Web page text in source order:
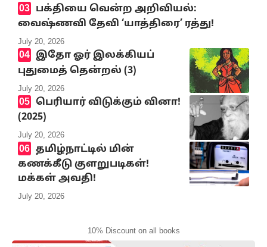
பக்தியை வென்ற அறிவியல்:
வைஷ்ணவி தேவி ‘யாத்திரை’ ரத்து!
July 20, 2026
இதோ ஓர் இலக்கியப்
புதுமைத் தென்றல் (3)
July 20, 2026
பெரியார் விடுக்கும் வினா!
(2025)
July 20, 2026
தமிழ்நாட்டில் மின்
கணக்கீடு குளறுபடிகள்!
மக்கள் அவதி!
July 20, 2026
10% Discount on all books